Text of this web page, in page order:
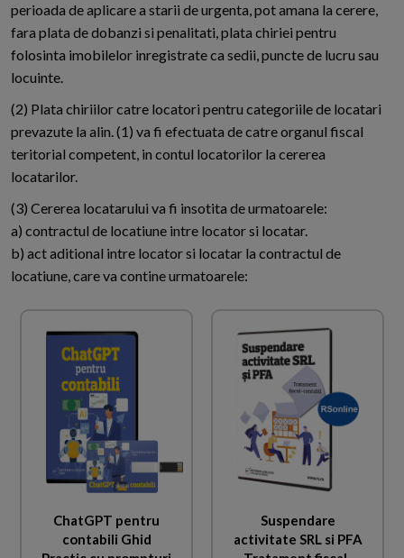
perioada de aplicare a starii de urgenta, pot amana la cerere,
fara plata de dobanzi si penalitati, plata chiriei pentru
folosinta imobilelor inregistrate ca sedii, puncte de lucru sau
locuinte.
(2) Plata chiriilor catre locatori pentru categoriile de locatari
prevazute la alin. (1) va fi efectuata de catre organul fiscal
teritorial competent, in contul locatorilor la cererea
locatarilor.
(3) Cererea locatarului va fi insotita de urmatoarele:
a) contractul de locatiune intre locator si locatar.
b) act aditional intre locator si locatar la contractul de
locatiune, care va contine urmatoarele:
ChatGPT pentru
contabili Ghid
Suspendare
activitate SRL si PFA